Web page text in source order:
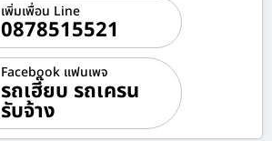
เพิ่มเพื่อน Line
0878515521
Facebook แฟนเพจ
รถเฮี๊ยบ รถเครน
รับจ้าง